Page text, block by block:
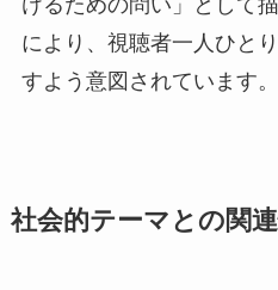
により、視聴者一人ひと
すよう意図されています。
社会的テーマとの関